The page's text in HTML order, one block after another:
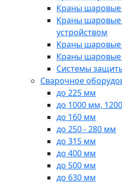
Краны шаровые
Краны шаровые
устройством
Краны шаровые
Краны шаровые
Системы
Сварочное
до 225 мм
до 1000 мм,
до 160 мм
до 250 - 280 мм
до 315 мм
до 400 мм
до 500 мм
до 630 мм